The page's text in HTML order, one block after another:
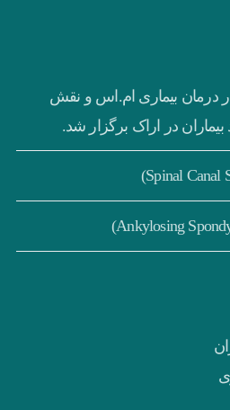
درمان بیماری ام.اس و نقش
بیماران در اراک برگزار شد.